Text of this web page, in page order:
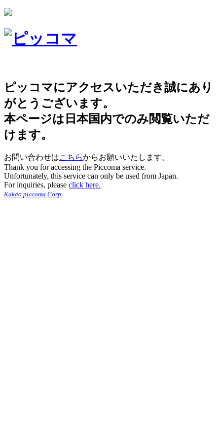
ピッコマにアクセスいただき誠にあり
がとうございます。
本ページは日本国内でのみ閲覧いただ
けます。
お問い合わせはこちらからお願いいたします。
Thank you for accessing the Piccoma service.
Unfortunately, this service can only be used from Japan.
For inquiries, please click here.
Kakao piccoma Corp.